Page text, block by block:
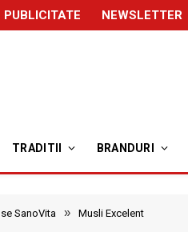
PUBLICITATE NEWSLETTER
TRADITII BRANDURI
SanoVita » Musli Excelent